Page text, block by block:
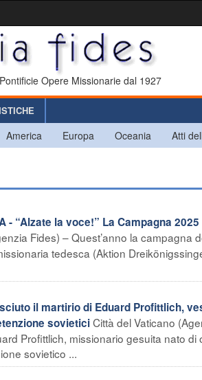
Opere Missionarie dal 1927
America Europa Oceania Atti
- “Alzate la voce!” La Campagna
Fides) – Quest’anno la campagna
tedesca (Aktion
il martirio di Eduard Profittlich,
sovieticiCittà del Vaticano
Profittlich, missionario gesuita nato
sovietico ...